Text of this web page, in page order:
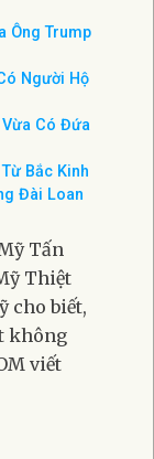
Ông Trump
Người Hộ
Vừa Có Đứa
Bắc Kinh
Đài Loan
Tấn
Thiệt
cho biết,
không
viết